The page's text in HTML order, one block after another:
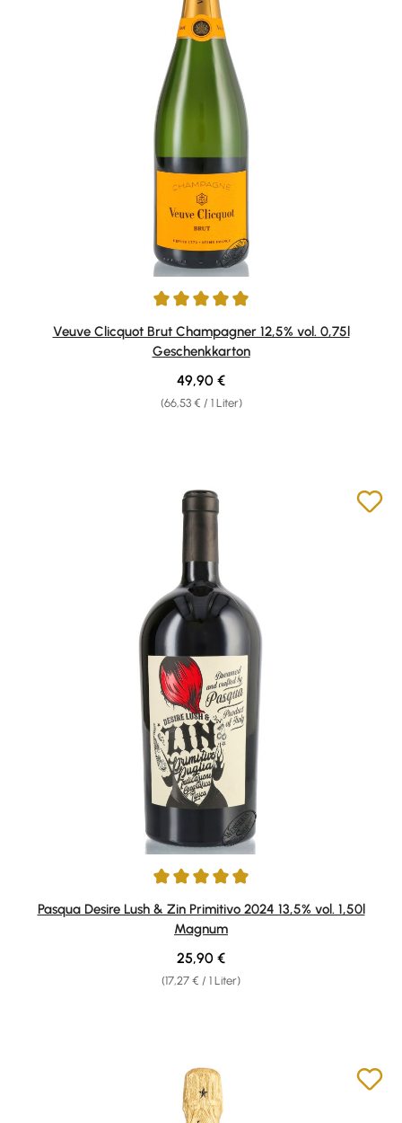
Durchschnittliche Bewertung von 5 von 5 Sternen
Veuve Clicquot Brut Champagner 12,5% vol. 0,75l
Geschenkkarton
(66,53 € / 1 Liter)
Regulärer Preis:
49,90 €
Durchschnittliche Bewertung von 5 von 5 Sternen
Pasqua Desire Lush & Zin Primitivo 2024 13,5% vol. 1,50l
Magnum
(17,27 € / 1 Liter)
Regulärer Preis:
25,90 €